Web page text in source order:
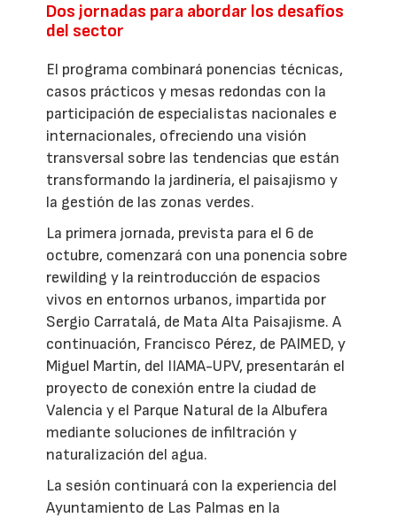
Dos jornadas para abordar los desafíos
del sector
El programa combinará ponencias técnicas,
casos prácticos y mesas redondas con la
participación de especialistas nacionales e
internacionales, ofreciendo una visión
transversal sobre las tendencias que están
transformando la jardinería, el paisajismo y
la gestión de las zonas verdes.
La primera jornada, prevista para el 6 de
octubre, comenzará con una ponencia sobre
rewilding y la reintroducción de espacios
vivos en entornos urbanos, impartida por
Sergio Carratalá, de Mata Alta Paisajisme. A
continuación, Francisco Pérez, de PAIMED, y
Miguel Martín, del IIAMA-UPV, presentarán el
proyecto de conexión entre la ciudad de
Valencia y el Parque Natural de la Albufera
mediante soluciones de infiltración y
naturalización del agua.
La sesión continuará con la experiencia del
Ayuntamiento de Las Palmas en la